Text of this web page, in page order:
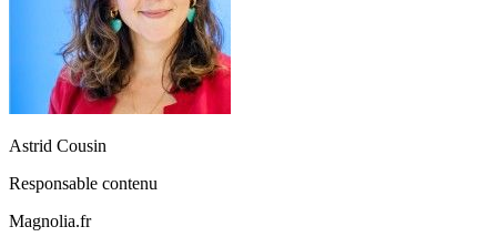
Astrid Cousin
Responsable contenu
Magnolia.fr